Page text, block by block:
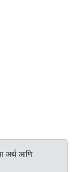
अर्थ आणि